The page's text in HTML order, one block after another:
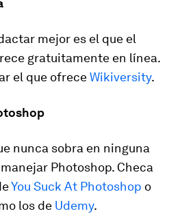
mejor es el que el
gratuitamente en línea.
el que ofreceWikiversity.
nunca sobra en ninguna
Photoshop. Checa
You Suck At Photoshop o
los de Udemy.